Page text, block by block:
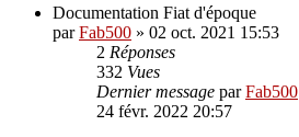
Documentation Fiat d'époque
parFab500 » 02 oct. 2021 15:53
2 Réponses
332 Vues
Dernier message parFab500
24 févr. 2022 20:57